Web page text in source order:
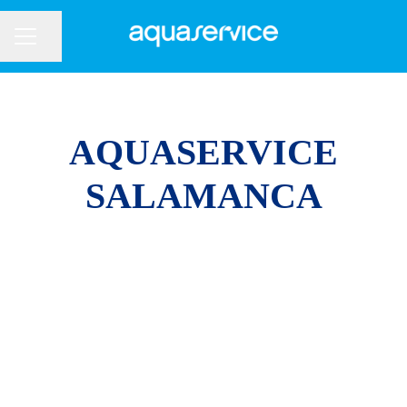
Compartir página
AQUASERVICE
SALAMANCA